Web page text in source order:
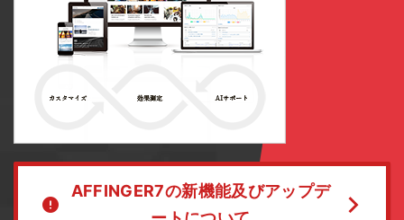
AFFINGER7の新機能及びアップデ